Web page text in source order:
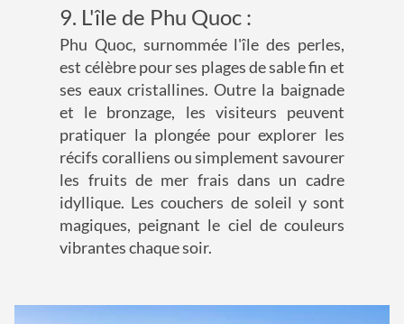
9. L'île de Phu Quoc :
Phu Quoc, surnommée l'île des perles,
est célèbre pour ses plages de sable fin et
ses eaux cristallines. Outre la baignade
et le bronzage, les visiteurs peuvent
pratiquer la plongée pour explorer les
récifs coralliens ou simplement savourer
les fruits de mer frais dans un cadre
idyllique. Les couchers de soleil y sont
magiques, peignant le ciel de couleurs
vibrantes chaque soir.